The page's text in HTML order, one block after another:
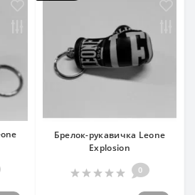
Брелок-рукавичка Leone
Explosion
0